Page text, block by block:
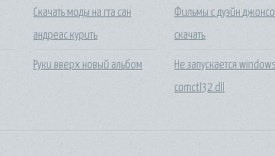
Скачать моды на гта сан
андреас курить
Руки вверх новый альбом
Фильмы с дуэйн
скачать
Не запускается
comctl32 dll